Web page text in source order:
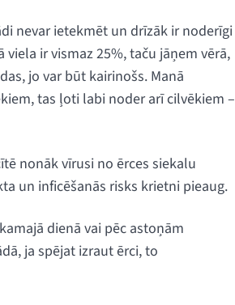
nevar ietekmēt un drīzāk ir noderīgi
ir vismaz 25%, taču jāņem vērā,
jo var būt kairinošs. Manā
tas ļoti labi noder arī cilvēkiem –
nonāk vīrusi no ērces siekalu
un inficēšanās risks krietni pieaug.
dienā vai pēc astoņām
ja spējat izraut ērci, to